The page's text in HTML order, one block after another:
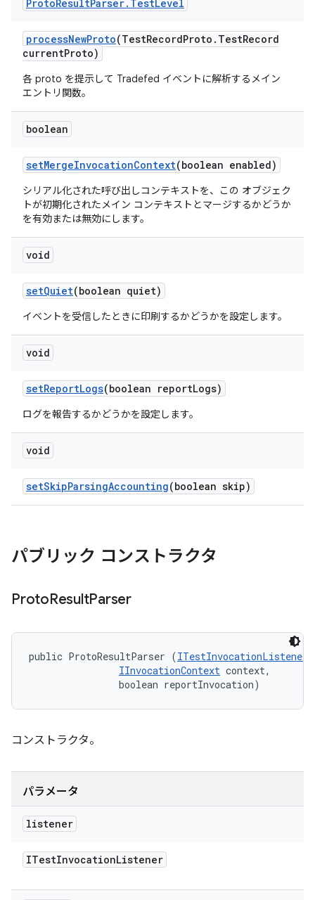
ProtoResultParser. TestLevel
processNewProto(TestRecordProto . TestRecord
currentProto)
各 proto を提示して Tradefed イベントに解析するメイン
エントリ関数。
boolean
setMergeInvocationContext(boolean enabled)
シリアル化された呼び出しコンテキストを、この オブジェク
トが初期化されたメイン コンテキストとマージするかどうか
を有効または無効にします。
void
setQuiet(boolean quiet)
イベントを受信したときに印刷するかどうかを設定します。
void
setReportLogs(boolean reportLogs)
ログを報告するかどうかを設定します。
void
setSkipParsingAccounting(boolean skip)
パブリック コンストラクタ
ProtoResultParser
public ProtoResultParser (ITestInvocationListener
IInvocationContext context,
                boolean reportInvocation)
コンストラクタ。
パラメータ
listener
ITestInvocationListener